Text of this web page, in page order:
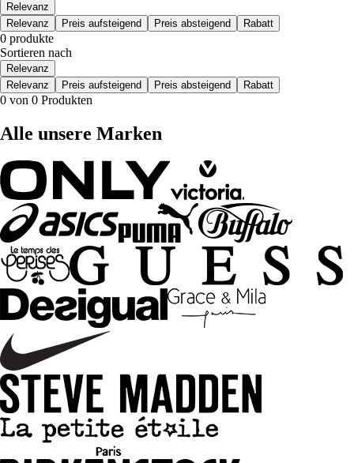
Relevanz
Relevanz
Preis aufsteigend Preis absteigend Rabatt
0 produkte
Sortieren nach
Relevanz
Relevanz
Preis aufsteigend Preis absteigend Rabatt
0 von 0 Produkten
Alle unsere Marken